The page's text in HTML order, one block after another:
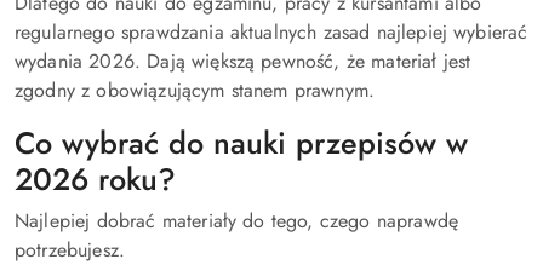
regularnego sprawdzania aktualnych zasad najlepiej wybierać
wydania 2026. Dają większą pewność, że materiał jest
zgodny z obowiązującym stanem prawnym.
Co wybrać do nauki przepisów w
2026 roku?
Najlepiej dobrać materiały do tego, czego naprawdę
potrzebujesz.